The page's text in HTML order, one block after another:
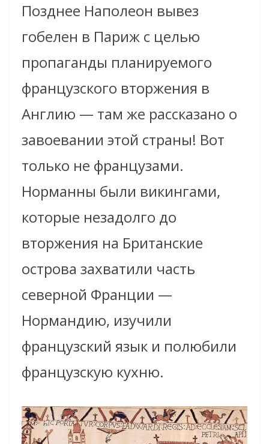
Позднее Наполеон вывез
гобелен в Париж с целью
пропаганды планируемого
французского вторжения в
Англию — там же рассказано о
завоевании этой страны! Вот
только не французами.
Норманны были викингами,
которые незадолго до
вторжения на Британские
острова захватили часть
северной Франции —
Нормандию, изучили
французский язык и полюбили
французскую кухню.